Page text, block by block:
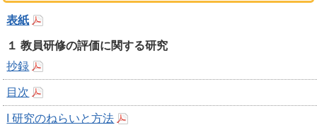
表紙
１ 教員研修の評価に関する研究
抄録
目次
I 研究のねらいと方法